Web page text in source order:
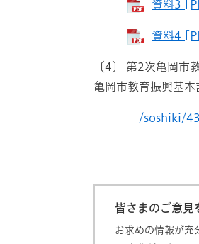
資料3
資料4
〔4〕 第2次亀岡市
亀岡市教育振興基
/soshiki/
皆さまのご意見
お求めの情報が充